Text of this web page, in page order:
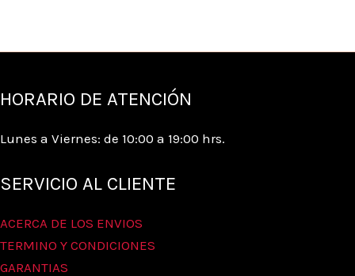
HORARIO DE ATENCIÓN
Lunes a Viernes: de 10:00 a 19:00 hrs.
SERVICIO AL CLIENTE
ACERCA DE LOS ENVIOS
TERMINO Y CONDICIONES
GARANTIAS